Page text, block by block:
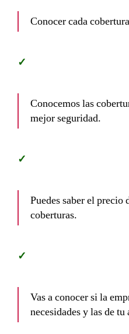
Conocer cada
Conocemos las
mejor seguridad.
Puedes saber el precio
coberturas.
Vas a conocer si la
necesidades y las de tu